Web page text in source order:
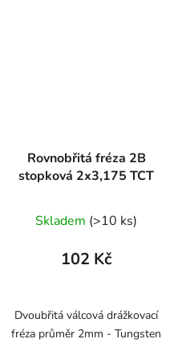
Rovnobřitá fréza 2B
stopková 2x3,175 TCT
Skladem (>10 ks)
102 Kč
Dvoubřitá válcová drážkovací
fréza průměr 2mm - Tungsten